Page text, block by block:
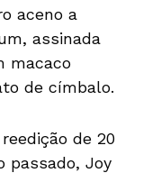
aceno a
assinada
macaco
de címbalo.
de 20
passado, Joy